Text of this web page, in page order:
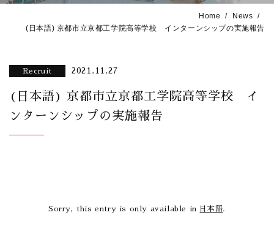
Home
News
(日本語) 京都市立京都工学院高等学校 インターンシップの実施報告
Recruit 2021.11.27
(日本語) 京都市立京都工学院高等学校 イ
ンターンシップの実施報告
Sorry, this entry is only available in 日本語.